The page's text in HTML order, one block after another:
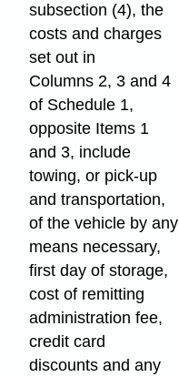
subsection (4), the
costs and charges
set out in
Columns 2, 3 and 4
of Schedule 1,
opposite Items 1
and 3, include
towing, or pick-up
and transportation,
of the vehicle by any
means necessary,
first day of storage,
cost of remitting
administration fee,
credit card
discounts and any